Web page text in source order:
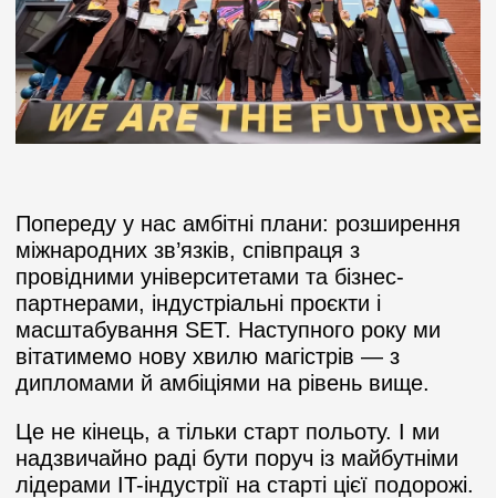
Попереду у нас амбітні плани: розширення
міжнародних зв’язків, співпраця з
провідними університетами та бізнес-
партнерами, індустріальні проєкти і
масштабування SET. Наступного року ми
вітатимемо нову хвилю магістрів — з
дипломами й амбіціями на рівень вище.
Це не кінець, а тільки старт польоту. І ми
надзвичайно раді бути поруч із майбутніми
лідерами IT-індустрії на старті цієї подорожі.